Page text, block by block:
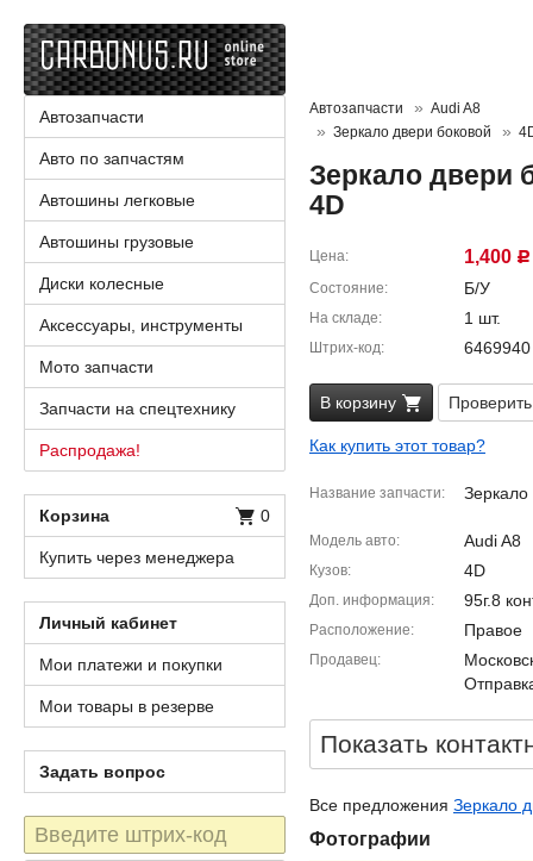
Автозапчасти
Audi A8
Зеркало двери боковой
Зеркало двери
4D
Цена 1,400 Р
Состояние Б/У
На складе 1 шт.
Штрих-код 6469940
В корзину
Как купить этот товар?
Название запчасти Зеркало
Модель авто Audi A8
Кузов 4D
Доп. информация 95г.8
Расположение Правое
Продавец
Показать
Все предложения Зеркало
Фотографии
Автозапчасти
Авто по запчастям
Автошины легковые
Автошины грузовые
Диски колесные
Аксессуары, инструменты
Мото запчасти
Запчасти на спецтехнику
Распродажа!
Корзина 0
Купить через менеджера
Личный кабинет
Мои платежи и покупки
Мои товары в резерве
Задать вопрос
Штрих-
код